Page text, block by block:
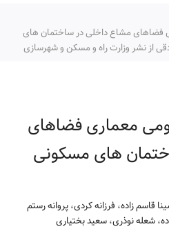
فضاهای مشاع داخلی در ساختمان های
از نشر وزارت راه و مسکن و شهرسازی
معماری فضاهای
های مسکونی
قاسم زاده، فرزانه کردی،پروانه رستم
،شعله نوذری،سعید بختیاری